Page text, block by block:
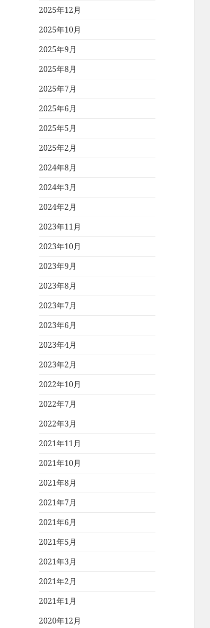
2025年12月
2025年10月
2025年9月
2025年8月
2025年7月
2025年6月
2025年5月
2025年2月
2024年8月
2024年3月
2024年2月
2023年11月
2023年10月
2023年9月
2023年8月
2023年7月
2023年6月
2023年4月
2023年2月
2022年10月
2022年7月
2022年3月
2021年11月
2021年10月
2021年8月
2021年7月
2021年6月
2021年5月
2021年3月
2021年2月
2021年1月
2020年12月